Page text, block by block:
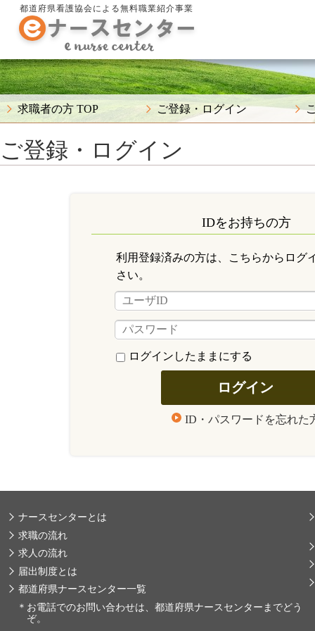
都道府県看護協会による無料職業紹介事業
求職者の方 TOP ご登録・ログイン
ご登録・ログイン
IDをお持ちの方
利用登録済みの方は、こちらからログ
さい。
ログインしたままにする
ID・パスワードを忘れた
ナースセンターとは
求職の流れ
求人の流れ
届出制度とは
都道府県ナースセンター一覧
＊ お電話でのお問い合わせは、都道府県ナースセンターまでどう
ぞ。